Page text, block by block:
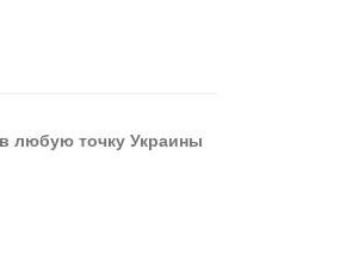
любую точку Украины